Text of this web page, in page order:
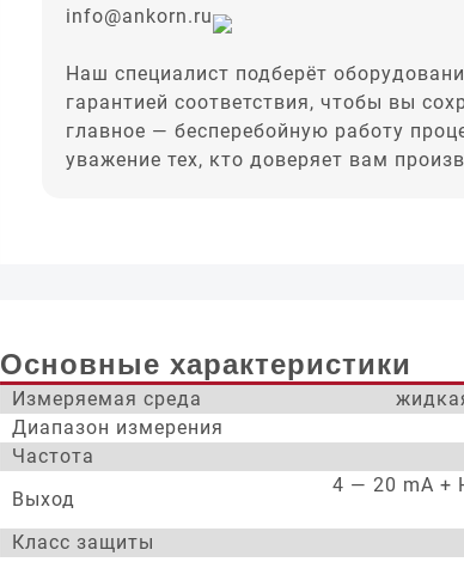
info@ankorn.ru
Наш специалист подберёт
гарантией соответствия, чтобы вы
главное — бесперебойную работу
уважение тех, кто доверяет вам
Основные характеристики
Измеряемая среда
Диапазон измерения
Частота
Выход
4 — 20 mA +
Класс защиты